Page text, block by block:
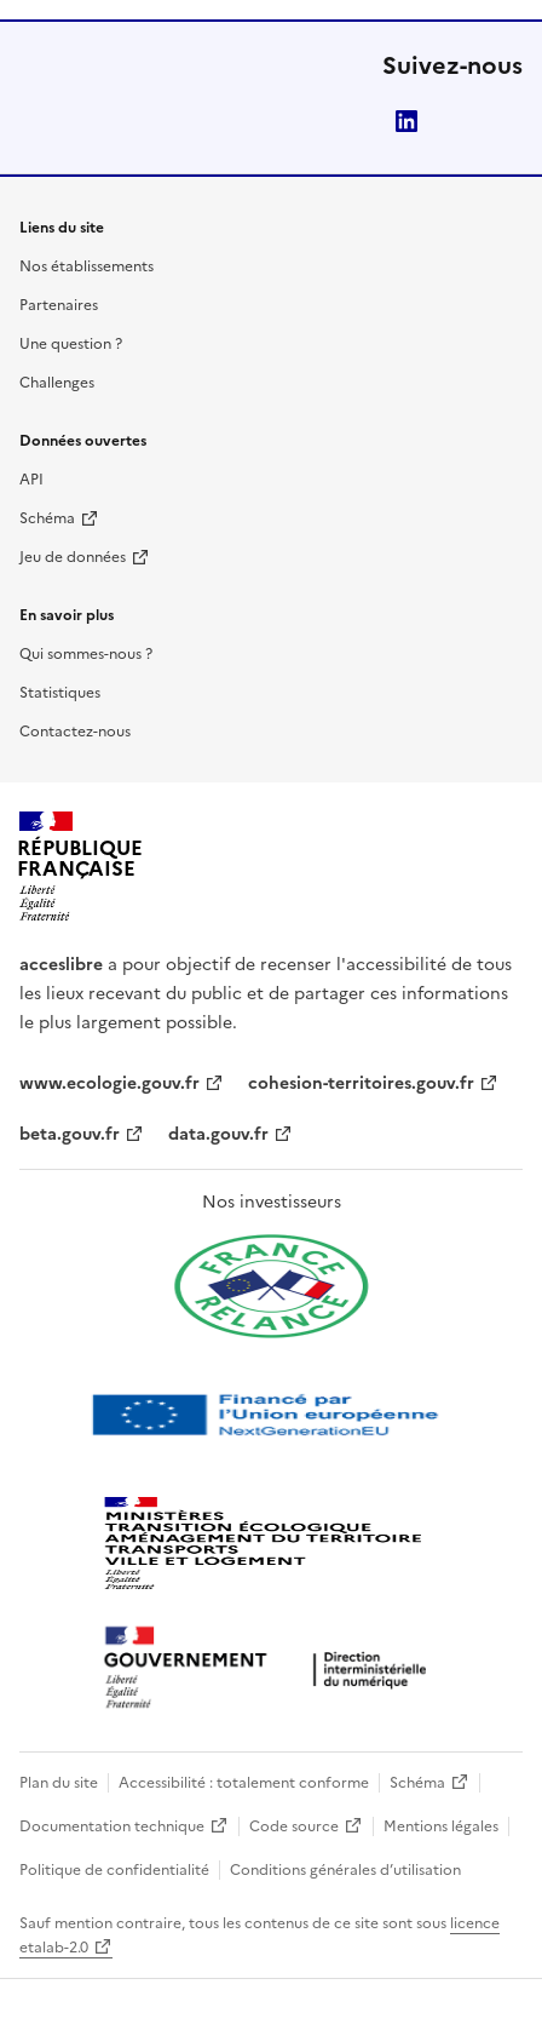
Suivez-nous
Liens du site
Nos établissements
Partenaires
Une question ?
Challenges
Données ouvertes
API
Schéma
Jeu de données
En savoir plus
Qui sommes-nous ?
Statistiques
Contactez-nous
RÉPUBLIQUE
FRANÇAISE
acceslibre a pour objectif de recenser l'accessibilité de tous
les lieux recevant du public et de partager ces informations
le plus largement possible.
www.ecologie.gouv.fr
cohesion-territoires.gouv.fr
beta.gouv.fr
data.gouv.fr
Nos investisseurs
Plan du site Accessibilité : totalement conforme
Schéma
Documentation technique
Code source
Mentions légales
Politique de confidentialité
Conditions générales d’utilisation
Sauf mention contraire, tous les contenus de ce site sont sous licence
etalab-2.0